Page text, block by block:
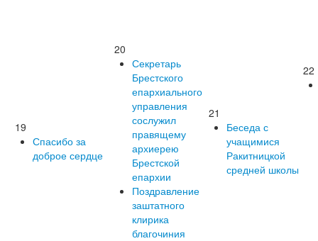
19
Спасибо за
доброе сердце
20
Секретарь
Брестского
епархиального
управления
сослужил
правящему
архиерею
Брестской
епархии
Поздравление
заштатного
клирика
благочиния
21
Беседа с
учащимися
Ракитницкой
средней школы
22